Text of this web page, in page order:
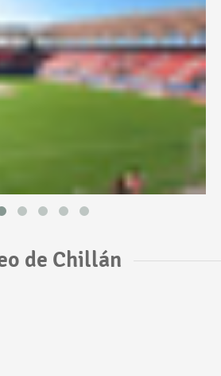
de Chillán